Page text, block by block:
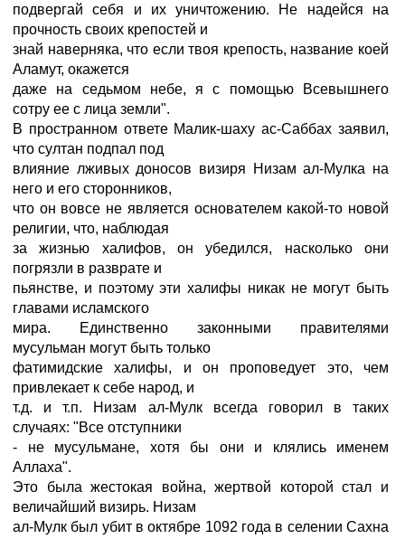
подвергай себя и их уничтожению. Не надейся на
прочность своих крепостей и
знай наверняка, что если твоя крепость, название коей
Аламут, окажется
даже на седьмом небе, я с помощью Всевышнего
сотру ее с лица земли".
В пространном ответе Малик-шаху ас-Саббах заявил,
что султан подпал под
влияние лживых доносов визиря Низам ал-Мулка на
него и его сторонников,
что он вовсе не является основателем какой-то новой
религии, что, наблюдая
за жизнью халифов, он убедился, насколько они
погрязли в разврате и
пьянстве, и поэтому эти халифы никак не могут быть
главами исламского
мира. Единственно законными правителями
мусульман могут быть только
фатимидские халифы, и он проповедует это, чем
привлекает к себе народ, и
т.д. и т.п. Низам ал-Мулк всегда говорил в таких
случаях: "Все отступники
- не мусульмане, хотя бы они и клялись именем
Аллаха".
Это была жестокая война, жертвой которой стал и
величайший визирь. Низам
ал-Мулк был убит в октябре 1092 года в селении Сахна